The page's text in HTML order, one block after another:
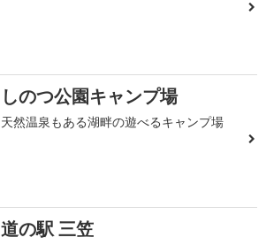
しのつ公園キャンプ場
天然温泉もある湖畔の遊べるキャンプ場
道の駅 三笠